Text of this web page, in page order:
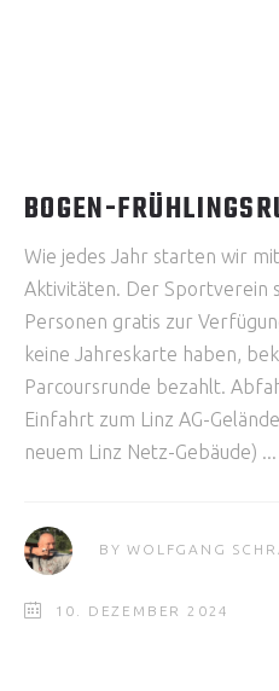
BOGEN-
Wie jedes Jahr starten wir
Aktivitäten. Der Sportverein
Personen gratis zur
keine Jahreskarte haben,
Parcoursrunde bezahlt.
Einfahrt zum Linz AG-
neuem Linz Netz-Gebäude)
BYWOLFGANG
10. DEZEMBER 2024